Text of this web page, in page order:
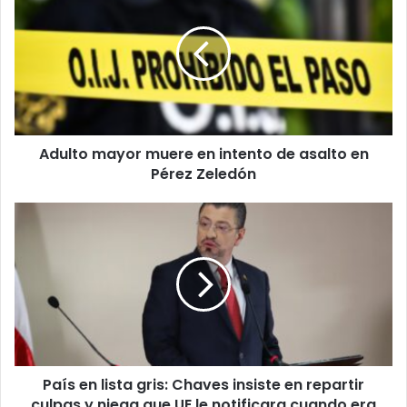
asalto
en
Pérez
ZeledónAdulto mayor muere en intento de asalto en
Pérez Zeledón
gris:
Chaves
insiste
en
repartir
culpas
niega
País en lista gris: Chaves insiste en repartir